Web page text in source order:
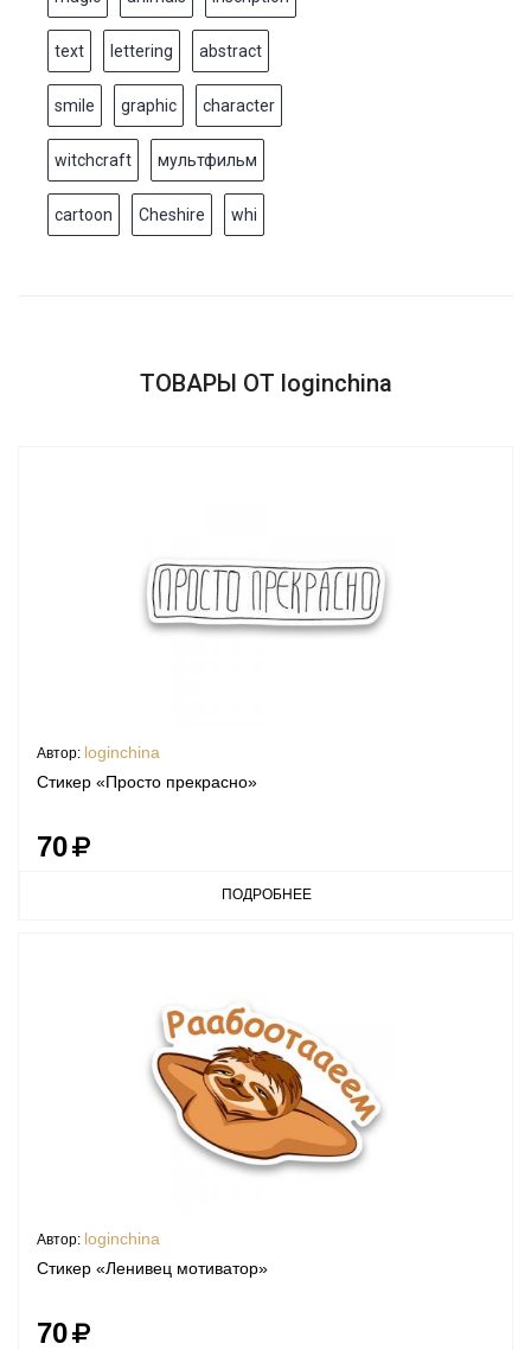
text lettering abstract
smile graphic character
witchcraft мультфильм
cartoon Cheshire whi
ТОВАРЫ ОТ loginchina
Автор: loginchina
Стикер «Просто прекрасно»
70
ПОДРОБНЕЕ
Автор: loginchina
Стикер «Ленивец мотиватор»
70